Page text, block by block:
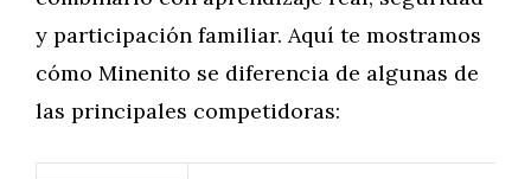
y participación familiar. Aquí te mostramos
cómo Minenito se diferencia de algunas de
las principales competidoras: